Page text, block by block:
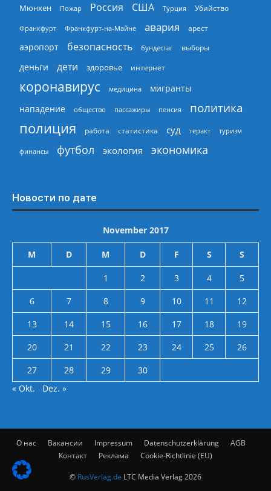
Мюнхен Пожар Россия США Турция Убийство
Франкфурт Франкфурт-на-Майне авария арест
аэропорт безопасность бундестаг выборы
деньги дети здоровье интернет
коронавирус медицина
мигранты
нападение
общество пассажиры пенсия политика
полиция работа статистика суд теракт туризм
финансы футбол экология экономика
Новости по дате
November 2017
M D M D F S S
1 2 3 4
5
6
7 8 9 10 11
12
13
14 15 16 17 18
19
20
21 22 23 24 25
26
27
28 29
30
« Okt.
Dez. »
О нас Вакансии Impressum Datenschutzerklärung
AGB
Контакт
Реклама Cookie-Richtlinie (EU)
© RusVerlag.de LTC Media Verlag 2026